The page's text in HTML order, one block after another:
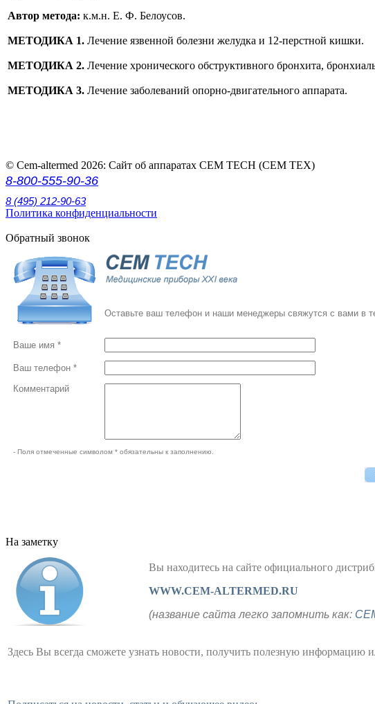
Автор метода: к.м.н. Е. Ф. Белоусов.
МЕТОДИКА 1. Лечение язвенной болезни желудка и 12-перстной кишки.
МЕТОДИКА 2. Лечение хронического обструктивного бронхита,
МЕТОДИКА 3. Лечение заболеваний опорно-двигательного аппарата.
© Cem-altermed 2026: Сайт об аппаратах СЕМ ТЕСН (СЕМ ТЕХ)
8-800-555-90-36
8 (495) 212-90-63
Политика конфиденциальности
Обратный звонок
Оставьте ваш телефон и наши менеджеры свяжутся с вами в
Ваше имя *
Ваш телефон *
Комментарий
- Поля отмеченные символом * обязательны к заполнению.
На заметку
Вы находитесь на сайте официального
WWW.CEM-ALTERMED.RU
(название сайта легко запомнить как:
Здесь Вы всегда сможете узнать новости, получить полезную информацию